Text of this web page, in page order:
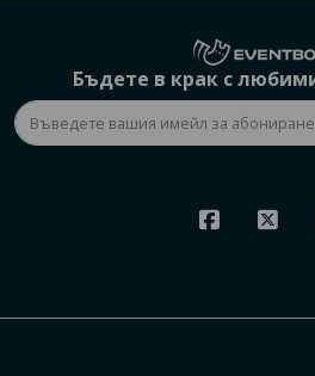
Бъдете в крак с